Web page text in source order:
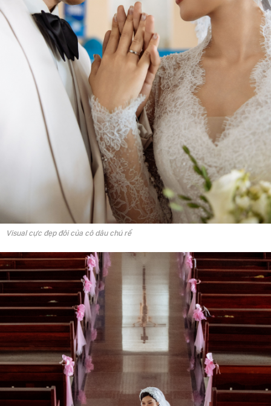
Visual cực đẹp đôi của cô dâu chú rể